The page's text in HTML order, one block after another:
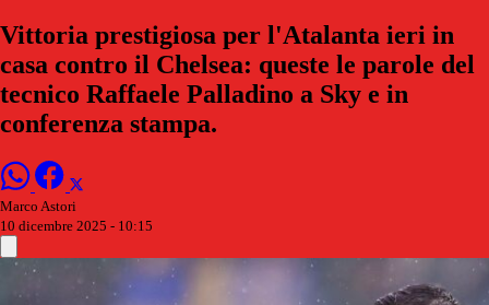
Vittoria prestigiosa per l'Atalanta ieri in
casa contro il Chelsea: queste le parole del
tecnico Raffaele Palladino a Sky e in
conferenza stampa.
Marco Astori
10 dicembre 2025 - 10:15